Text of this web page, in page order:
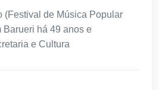
(Festival de Música Popular
Barueri há 49 anos e
e Cultura